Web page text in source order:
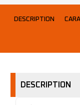
DESCRIPTION
DESCRIPTION